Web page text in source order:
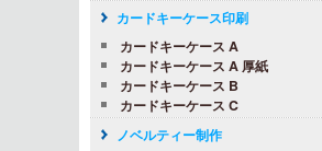
カードキーケース印刷
カードキーケース A
カードキーケース A 厚紙
カードキーケース B
カードキーケース C
ノベルティー制作